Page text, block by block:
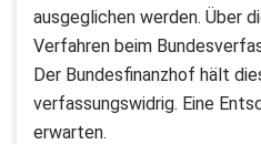
ausgeglichen werden. Über
Verfahren beim
Der Bundesfinanzhof hält
verfassungswidrig. Eine
erwarten.